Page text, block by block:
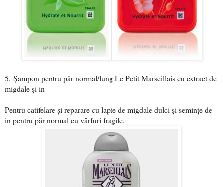
5. Șampon pentru păr normal/lung Le Petit Marseillais cu extract de
migdale și in
Pentru catifelare și reparare cu lapte de migdale dulci și semințe de
in pentru păr normal cu vârfuri fragile.